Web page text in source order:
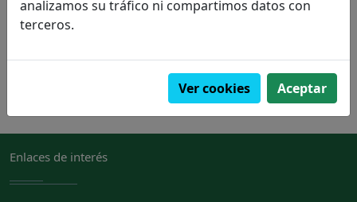
Enlaces de interés
analizamos su tráfico ni compartimos datos con
terceros.
Ver cookies Aceptar